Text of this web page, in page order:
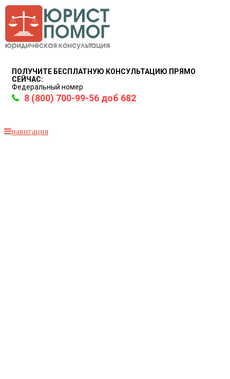
ПОЛУЧИТЕ БЕСПЛАТНУЮ КОНСУЛЬТАЦИЮ ПРЯМО
СЕЙЧАС:
Федеральный номер
8 (800) 700-99-56 доб 682
навигация